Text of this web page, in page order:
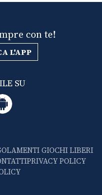
con te!
L'APP
SU
GIOCHI LIBERI
PRIVACY POLICY